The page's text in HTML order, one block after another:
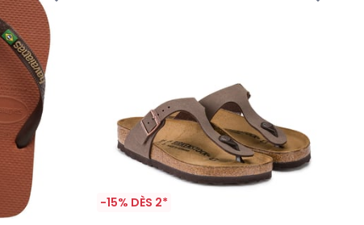
-15% DÈS 2*